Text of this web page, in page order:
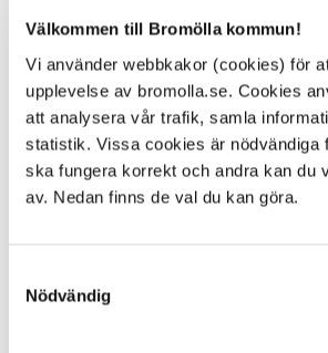
Välkommen till Bromölla kommun!
Vi använder webbkakor (cookies) för
upplevelse av bromolla.se. Cookies
att analysera vår trafik, samla
statistik. Vissa cookies är nödvändiga
ska fungera korrekt och andra kan du
av. Nedan finns de val du kan göra.
Nödvändig
Alla platser